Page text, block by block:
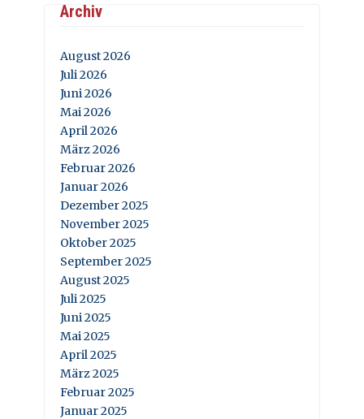
Archiv
August 2026
Juli 2026
Juni 2026
Mai 2026
April 2026
März 2026
Februar 2026
Januar 2026
Dezember 2025
November 2025
Oktober 2025
September 2025
August 2025
Juli 2025
Juni 2025
Mai 2025
April 2025
März 2025
Februar 2025
Januar 2025